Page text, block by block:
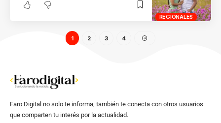
REGIONALES
1 2 3 4
Faro Digital no solo te informa, también te conecta con otros usuarios
que comparten tu interés por la actualidad.